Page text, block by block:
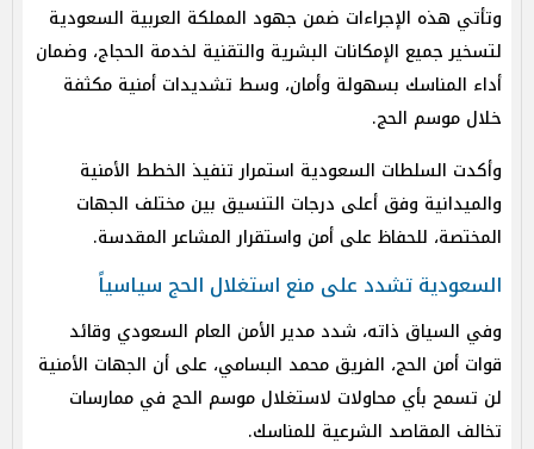
وتأتي هذه الإجراءات ضمن جهود المملكة العربية السعودية
لتسخير جميع الإمكانات البشرية والتقنية لخدمة الحجاج، وضمان
أداء المناسك بسهولة وأمان، وسط تشديدات أمنية مكثفة
خلال موسم الحج.
وأكدت السلطات السعودية استمرار تنفيذ الخطط الأمنية
والميدانية وفق أعلى درجات التنسيق بين مختلف الجهات
المختصة، للحفاظ على أمن واستقرار المشاعر المقدسة.
السعودية تشدد على منع استغلال الحج سياسياً
وفي السياق ذاته، شدد مدير الأمن العام السعودي وقائد
قوات أمن الحج، الفريق محمد البسامي، على أن الجهات الأمنية
لن تسمح بأي محاولات لاستغلال موسم الحج في ممارسات
تخالف المقاصد الشرعية للمناسك.